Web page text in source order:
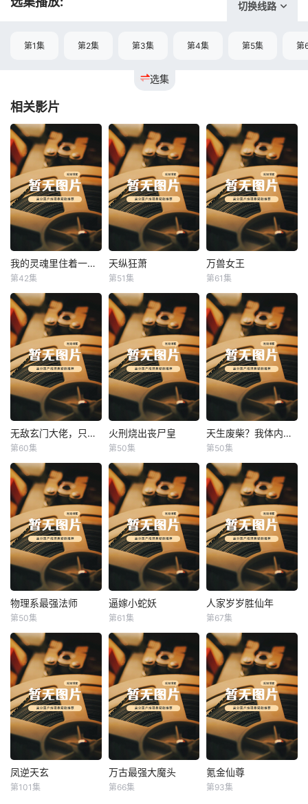
切换线路
选集
第1集 第2集 第3集 第4集 第5集 第
相关影片
我的灵魂里住着一条龙 我的灵魂里住着一条龙
第42集
天纵狂萧
天纵狂萧
第51集
万兽女王
万兽女王
第61集
无敌玄门大佬，只听姐姐的话 无敌玄门大佬，只听姐姐的话
第60集
火刑烧出丧尸皇
火刑烧出丧尸皇
第50集
天生废柴？我体内有神血 天生废柴？我体内有神血
第50集
物理系最强法师
物理系最强法师
第50集
逼嫁小蛇妖
逼嫁小蛇妖
第61集
人家岁岁胜仙年
人家岁岁胜仙年
第67集
凤逆天玄
凤逆天玄
第101集
万古最强大魔头
万古最强大魔头
第66集
氪金仙尊
氪金仙尊
第93集